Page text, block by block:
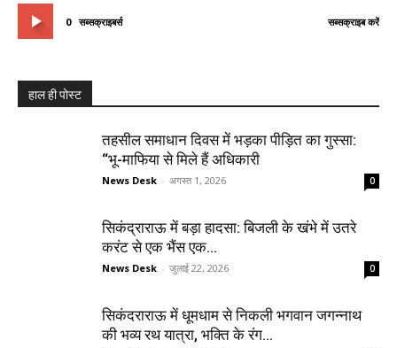
0 सब्सक्राइबर्स सब्सक्राइब करें
हाल ही पोस्ट
तहसील समाधान दिवस में भड़का पीड़ित का गुस्सा:
“भू-माफिया से मिले हैं अधिकारी
News Desk - अगस्त 1, 2026 0
सिकंद्राराऊ में बड़ा हादसा: बिजली के खंभे में उतरे
करंट से एक भैंस एक...
News Desk - जुलाई 22, 2026 0
सिकंदराराऊ में धूमधाम से निकली भगवान जगन्नाथ
की भव्य रथ यात्रा, भक्ति के रंग...